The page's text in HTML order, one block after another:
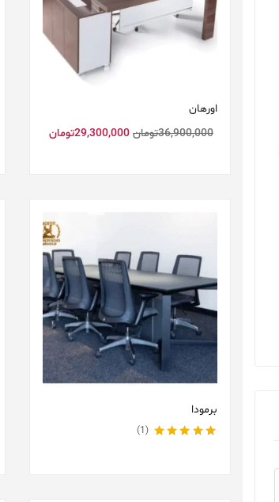
اورهان
36,900,000تومان 29,300,000تومان
برمودا
1